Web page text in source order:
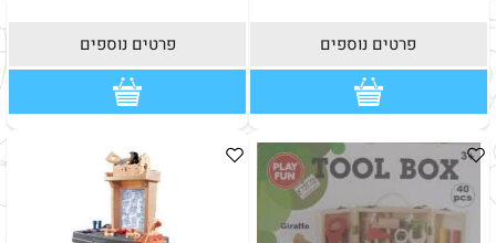
פרטים נוספים פרטים נוספים